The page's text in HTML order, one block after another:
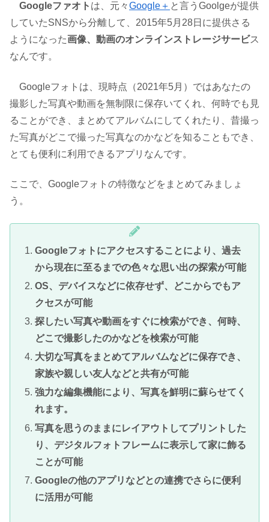
Googleファオト は、元々Google＋ と言うGoolgeが提供
していたSNSから分離して、2015年5月28日に提供さる
ようになった画像、動画のオンラインストレージサービス
なんです。
Googleフォトは、現時点（2021年5月）ではあなたの
撮影した写真や動画を無制限に保存いてくれ、何時でも見
ることができ、まとめてアルバムにしてくれたり、昔撮っ
た写真がどこで撮った写真なのかなどを知ることもでき、
とても便利に利用できるアプリなんです。
ここで、Googleフォトの特徴などをまとめてみましょ
う。
Googleフォトにアクセスすることにより、過去
から現在に至るまでの色々な思い出の探索が可能
OS、デバイスなどに依存せず、どこからでもア
クセスが可能
探したい写真や動画をすぐに検索ができ、何時、
どこで撮影したのかなどを検索が可能
大切な写真をまとめてアルバムなどに保存でき、
家族や親しい友人などと共有が可能
強力な編集機能により、写真を鮮明に蘇らせてく
れます。
写真を思うのままにレイアウトしてプリントした
り、デジタルフォトフレームに表示して家に飾る
ことが可能
Googleの他のアプリなどとの連携でさらに便利
に活用が可能